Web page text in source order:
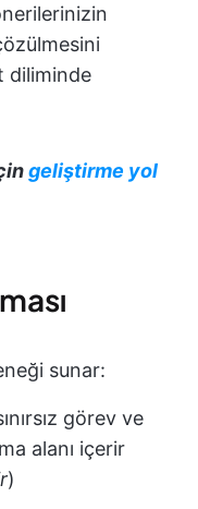
diliminde
geliştirme yol
sunar:
görev ve
alanı içerir
)